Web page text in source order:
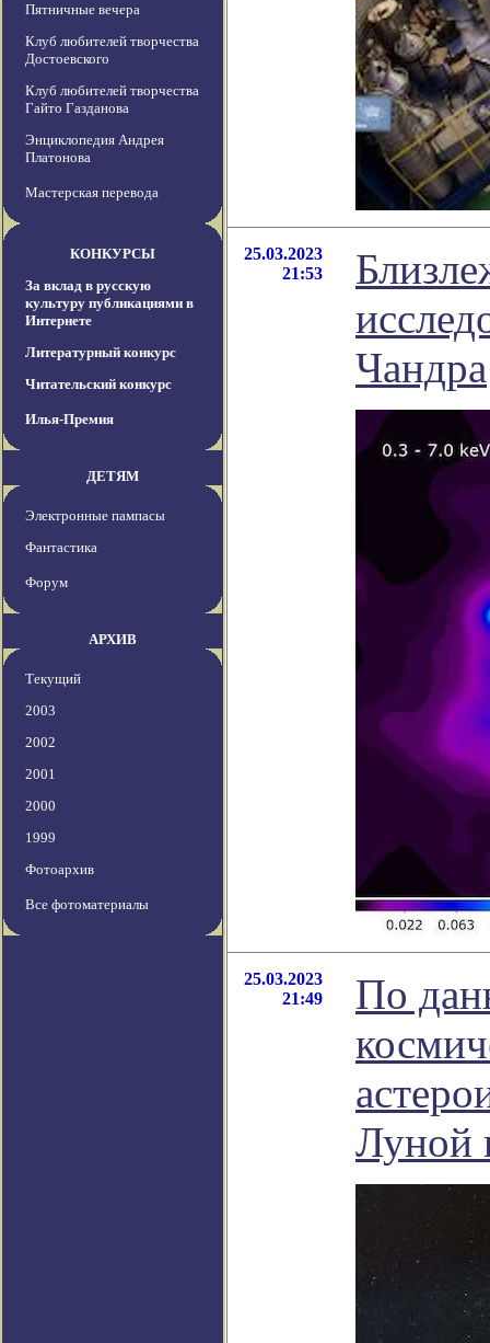
Пятничные вечера
Клуб любителей творчества
Достоевского
Клуб любителей творчества
Гайто Газданова
Энциклопедия Андрея
Платонова
Мастерская перевода
КОНКУРСЫ
За вклад в русскую
культуру публикациями в
Интернете
Литературный конкурс
Читательский конкурс
Илья-Премия
ДЕТЯМ
Электронные пампасы
Фантастика
Форум
АРХИВ
Текущий
2003
2002
2001
2000
1999
Фотоархив
Все фотоматериалы
25.03.2023
21:53
Чандра
25.03.2023
21:49
По
Луной